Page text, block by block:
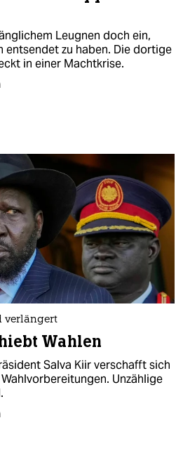
Leugnen doch ein,
entsendet zu haben. Die dortige
in einer Machtkrise.
verlängert
Wahlen
Salva Kiir verschafft sich
Unzählige